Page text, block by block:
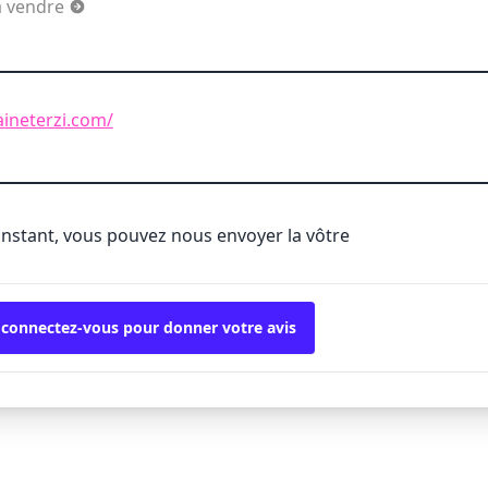
vendre
vous pouvez nous envoyer la vôtre
vous pour donner votre avis